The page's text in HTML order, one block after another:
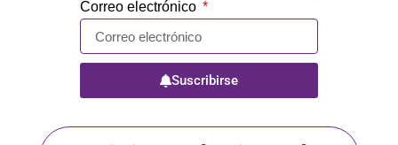
Correo electrónico
Suscribirse